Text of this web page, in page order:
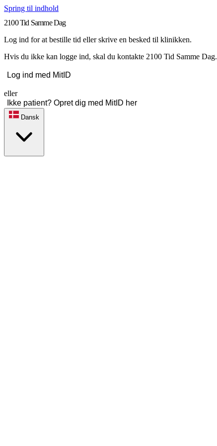
Spring til indhold
2100 Tid Samme Dag
Log ind for at bestille tid eller skrive en besked til klinikken.
Hvis du ikke kan logge ind, skal du kontakte 2100 Tid Samme Dag.
Log ind med MitID
eller
Ikke patient? Opret dig med MitID her
Dansk